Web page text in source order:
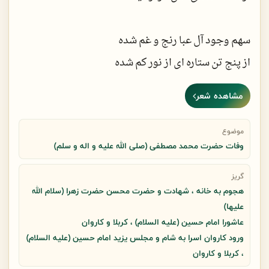
سهم وجود آل عبا رنج و غم شده
از پنج تن ستاره ای از نور کم شده
چشم یتیم مکه زمانی که بسته شد
شهر مدینه از نفس افتاد خسته شد
دلشوره های فاطمه شد اشک و زمزمه
اشکی به رنگ خون چکد از چشم فاطمه
داغ نبی زفاطمه اش صبر برده است
مانند مادری است که فرزند مرده است
مشاهده شعر
موضوع
وفات حضرت محمد مصطفی (صلی الله علیه و اله و سلم)
گریز
هجوم به خانه ، شهادت و حضرت محسن حضرت زهرا (سلام الله
علیها)
عاشورا امام حسین (علیه السلام) ، کربلا و کاروان
ورود كاروان اسرا به شام و مجلس یزید امام حسین (علیه السلام)
، کربلا و کاروان